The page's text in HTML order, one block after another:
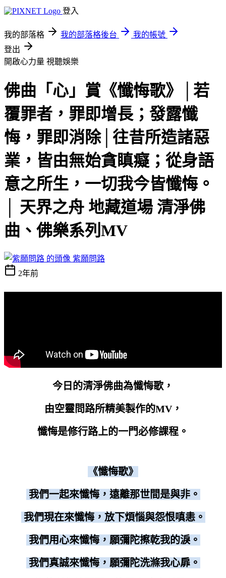
登入
我的部落格 我的部落格後台
我的帳號
登出
開啟心力量 視聽娛樂
佛曲「心」賞《懺悔歌》│若
覆罪者，罪即增長；發露懺
悔，罪即消除│往昔所造諸惡
業，皆由無始貪瞋癡；從身語
意之所生，一切我今皆懺悔。
│ 天界之舟 地藏道場 清淨佛
曲、佛樂系列MV
紫願問路
2年前
今日的清淨佛曲為懺悔歌，
由空靈問路所精美製作的MV，
懺悔是修行路上的一門必修課程。
《懺悔歌》
我們一起來懺悔，遠離那世間是與非。
我們現在來懺悔，放下煩惱與怨恨嗔恚。
我們用心來懺悔，願彌陀擦乾我的淚。
我們真誠來懺悔，願彌陀洗滌我心扉。